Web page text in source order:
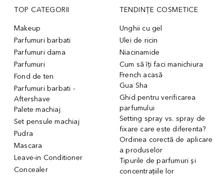
TOP CATEGORII
Makeup
Parfumuri barbati
Parfumuri dama
Parfumuri
Fond de ten
Parfumuri barbati -
Aftershave
Palete machiaj
Set pensule machiaj
Pudra
Mascara
Leave-in Conditioner
Concealer
TENDINȚE COSMETICE
Unghii cu gel
Ulei de ricin
Niacinamide
Cum să îți faci manichiura
French acasă
Gua Sha
Ghid pentru verificarea
parfumului
Setting spray vs. spray de
fixare care este diferenta?
Ordinea corectă de aplicare
a produselor
Tipurile de parfumuri și
concentrațiile lor